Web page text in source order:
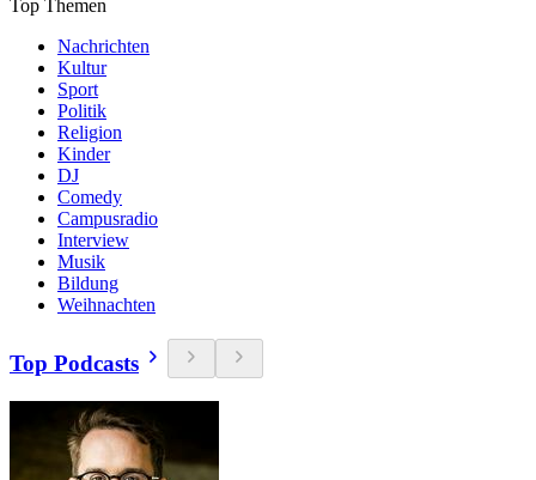
Top Themen
Nachrichten
Kultur
Sport
Politik
Religion
Kinder
DJ
Comedy
Campusradio
Interview
Musik
Bildung
Weihnachten
Top Podcasts